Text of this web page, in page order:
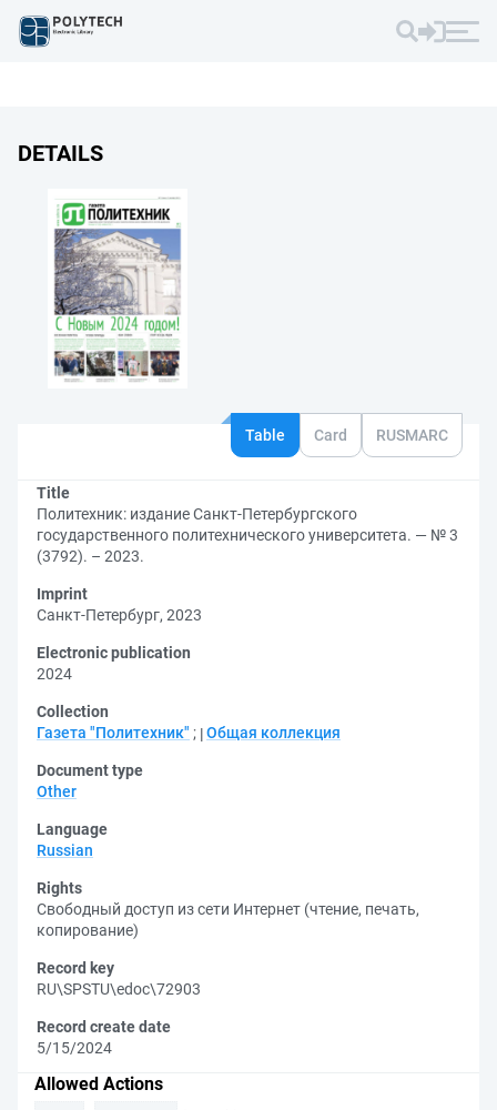
DETAILS
Table Card RUSMARC
Title
Политехник: издание Санкт-Петербургского
государственного политехнического университета. — № 3
(3792). – 2023.
Imprint
Санкт-Петербург, 2023
Electronic publication
2024
Collection
Газета "Политехник" ; Общая коллекция
Document type
Other
Language
Russian
Rights
Свободный доступ из сети Интернет (чтение, печать,
копирование)
Record key
RU\SPSTU\edoc\72903
Record create date
5/15/2024
Allowed Actions